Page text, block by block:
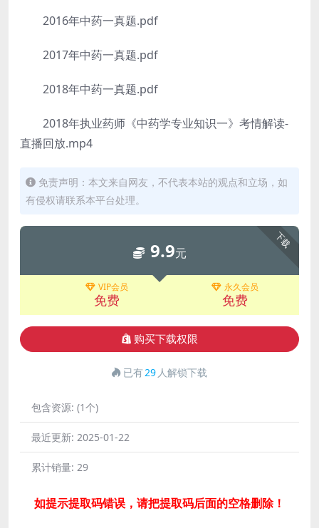
2016年中药一真题.pdf
2017年中药一真题.pdf
2018年中药一真题.pdf
2018年执业药师《中药学专业知识一》考情解读-
直播回放.mp4
免责声明：本文来自网友，不代表本站的观点和立场，如
有侵权请联系本平台处理。
下载
9.9元
VIP会员
免费
永久会员
免费
购买下载权限
已有29 人解锁下载
包含资源: (1个)
最近更新: 2025-01-22
累计销量: 29
如提示提取码错误，请把提取码后面的空格删除！